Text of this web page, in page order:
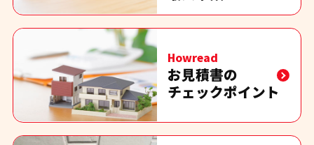
Howread
お見積書の
チェックポイント